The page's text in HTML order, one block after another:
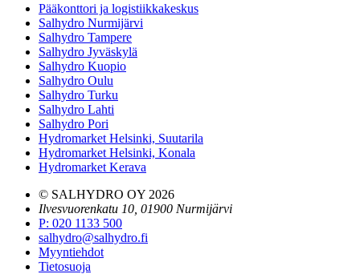
Pääkonttori ja logistiikkakeskus
Salhydro Nurmijärvi
Salhydro Tampere
Salhydro Jyväskylä
Salhydro Kuopio
Salhydro Oulu
Salhydro Turku
Salhydro Lahti
Salhydro Pori
Hydromarket Helsinki, Suutarila
Hydromarket Helsinki, Konala
Hydromarket Kerava
© SALHYDRO OY 2026
Ilvesvuorenkatu 10, 01900 Nurmijärvi
P: 020 1133 500
salhydro@salhydro.fi
Myyntiehdot
Tietosuoja